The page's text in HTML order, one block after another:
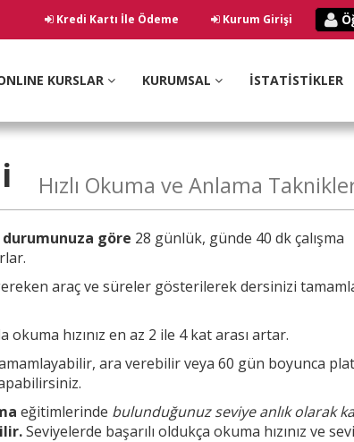
Kredi Kartı İle Ödeme Kurum Girişi
KURSLAR KURUMSAL İSTATİSTİKLER
Hızlı Okuma ve Anlama
göre 28 günlük, günde 40 dk çalışma
araç ve süreler gösterilerek dersinizi
hızınız en az 2 ile 4 kat arası artar.
ara verebilir veya 60 gün boyunca
eğitimlerinde bulunduğunuz seviye anlık olarak
Seviyelerde başarılı oldukça okuma hızınız ve